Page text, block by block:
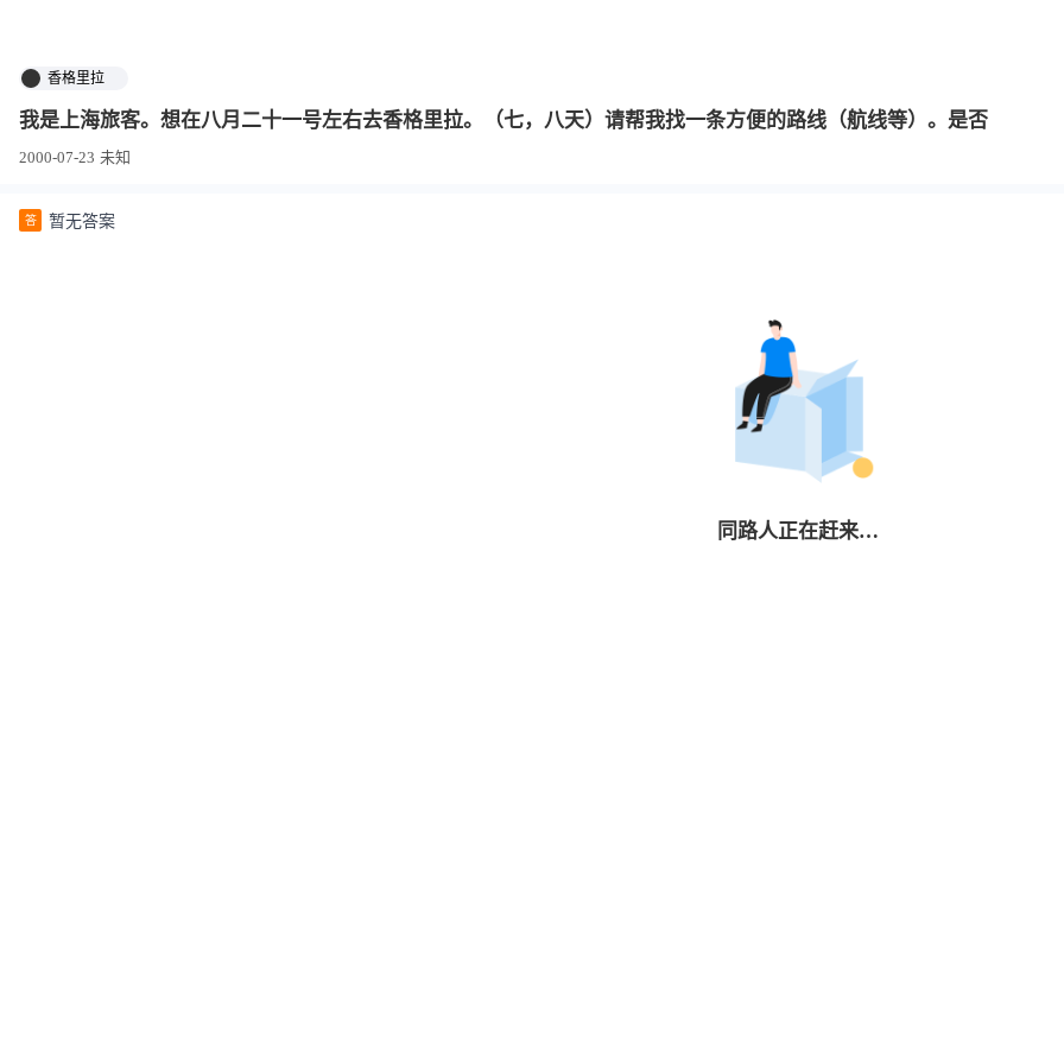
香格里拉
我是上海旅客。想在八月二十一号左右去香格里拉。（七，八天）请帮我找一条方便的路线（航线等）。是否
2000-07-23 未知
答 暂无答案
同路人正在赶来…